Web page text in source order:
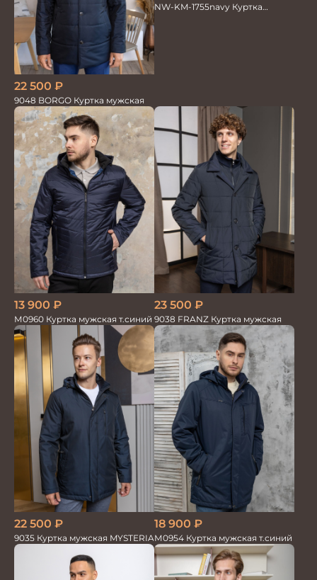
22 500 ₽
9048 BORGO Куртка мужская
NW-KM-1755navy Куртка
13 900 ₽
М0960 Куртка мужская т.синий
23 500 ₽
9038 FRANZ Куртка мужская
22 500 ₽
9035 Куртка мужская MYSTERIA
18 900 ₽
М0954 Куртка мужская т.синий